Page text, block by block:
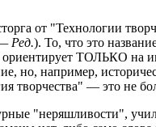
от "Технологии
Ред.). То, что это
ТОЛЬКО на
но, например,
творчества" — это не
"неряшливости",